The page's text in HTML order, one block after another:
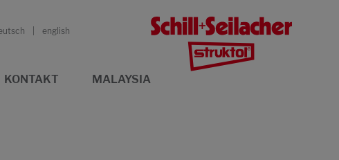
english
KONTAKT MALAYSIA